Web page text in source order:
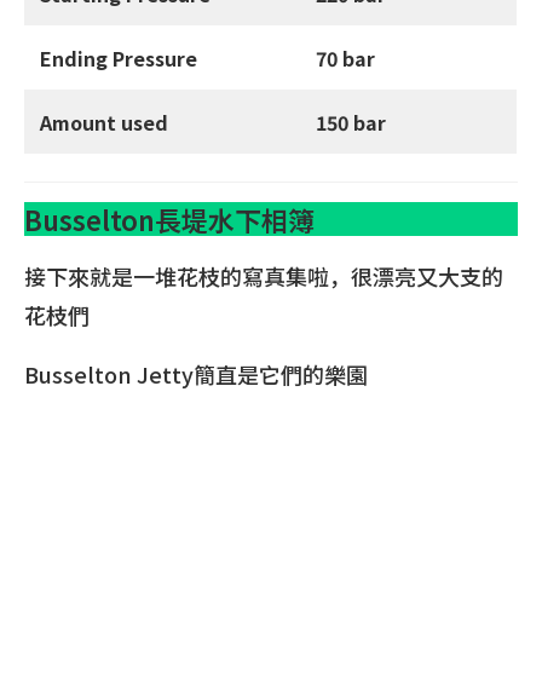
Ending Pressure 70 bar
Amount used 150 bar
Busselton長堤水下相簿
接下來就是一堆花枝的寫真集啦，很漂亮又大支的
花枝們
Busselton Jetty簡直是它們的樂園